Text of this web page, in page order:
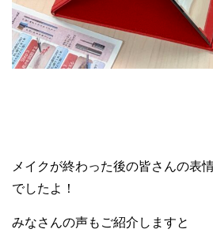
メイクが終わった後の皆さんの表
でしたよ！
みなさんの声もご紹介しますと